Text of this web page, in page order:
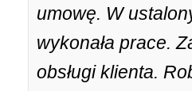
umowę. W
wykonała prace.
obsługi klienta.